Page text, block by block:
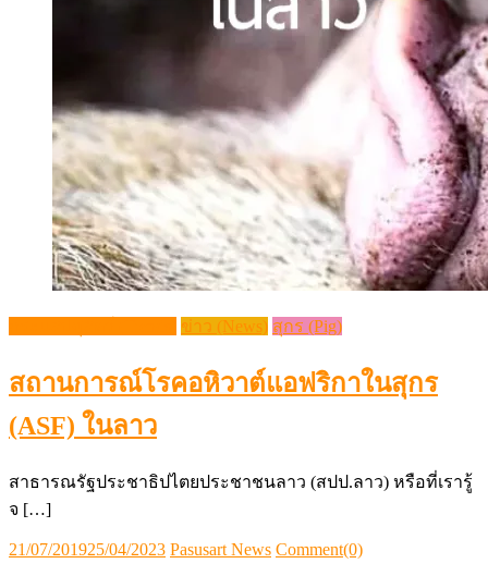
ข่าว (News) สุกร (Pig)
สถานการณ์​โรคอหิวาต์แอฟริกาในสุกร
(ASF) ในลาว
สาธารณรัฐประชาธิปไตยประชาชนลาว (สปป.ลาว) หรือที่เรารู้
จ […]
Posted
21/07/201925/04/2023 Author
Pasusart News Comment(0)